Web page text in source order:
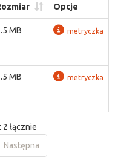
Opcje
MB metryczka
MB metryczka
łącznie
Następna